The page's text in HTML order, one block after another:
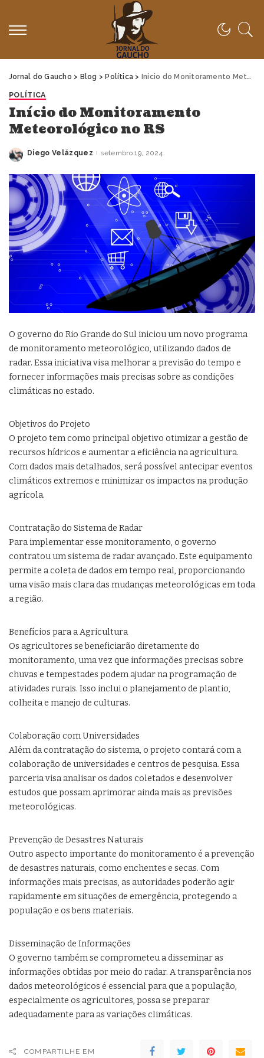
Jornal do Gaucho > Blog > Política > Início do Monitoramento Meteorológico no RS
POLÍTICA
Início do Monitoramento
Meteorológico no RS
Posted
Diego Velázquez setembro 19, 2024
O governo do Rio Grande do Sul iniciou um novo programa
de monitoramento meteorológico, utilizando dados de
radar. Essa iniciativa visa melhorar a previsão do tempo e
fornecer informações mais precisas sobre as condições
climáticas no estado.
Objetivos do Projeto
O projeto tem como principal objetivo otimizar a gestão de
recursos hídricos e aumentar a eficiência na agricultura.
Com dados mais detalhados, será possível antecipar eventos
climáticos extremos e minimizar os impactos na produção
agrícola.
Contratação do Sistema de Radar
Para implementar esse monitoramento, o governo
contratou um sistema de radar avançado. Este equipamento
permite a coleta de dados em tempo real, proporcionando
uma visão mais clara das mudanças meteorológicas em toda
a região.
Benefícios para a Agricultura
Os agricultores se beneficiarão diretamente do
monitoramento, uma vez que informações precisas sobre
chuvas e tempestades podem ajudar na programação de
atividades rurais. Isso inclui o planejamento de plantio,
colheita e manejo de culturas.
Colaboração com Universidades
Além da contratação do sistema, o projeto contará com a
colaboração de universidades e centros de pesquisa. Essa
parceria visa analisar os dados coletados e desenvolver
estudos que possam aprimorar ainda mais as previsões
meteorológicas.
Prevenção de Desastres Naturais
Outro aspecto importante do monitoramento é a prevenção
de desastres naturais, como enchentes e secas. Com
informações mais precisas, as autoridades poderão agir
rapidamente em situações de emergência, protegendo a
população e os bens materiais.
Disseminação de Informações
O governo também se comprometeu a disseminar as
informações obtidas por meio do radar. A transparência nos
dados meteorológicos é essencial para que a população,
especialmente os agricultores, possa se preparar
adequadamente para as variações climáticas.
COMPARTILHE EM